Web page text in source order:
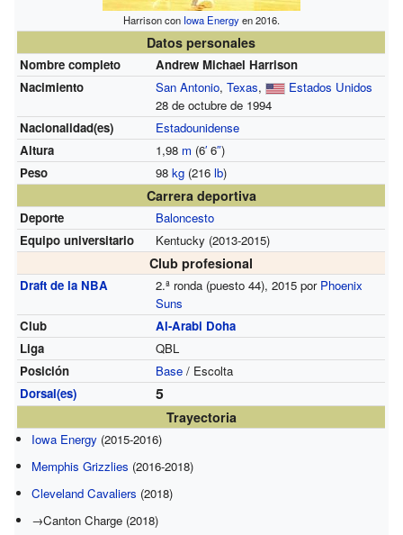
Harrison con Iowa Energyen 2016.
Datos personales
Nombre completo
Andrew Michael Harrison
Nacimiento
San Antonio, Texas,
Estados Unidos
28 de octubre de 1994
Nacionalidad(es)
Estadounidense
Altura
1,98 m (6′6″)
Peso
98 kg(216 lb)
Carrera deportiva
Deporte
Baloncesto
Equipo universitario
Kentucky (2013-2015)
Club profesional
Draft de la NBA 2.ª ronda (puesto 44), 2015 por Phoenix
Suns
Club
Al-Arabi Doha
Liga
QBL
Posición
Base/ Escolta
Dorsal(es)
5
Trayectoria
Iowa Energy (2015-2016)
Memphis Grizzlies (2016-2018)
Cleveland Cavaliers (2018)
→Canton Charge (2018)